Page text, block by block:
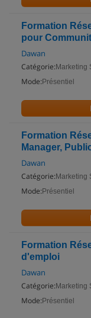
Formation
pour
Dawan
Catégorie: Marketing
Mode: Présentiel
Formation
Manager,
Dawan
Catégorie: Marketing
Mode: Présentiel
Formation
d'emploi
Dawan
Catégorie: Marketing
Mode: Présentiel